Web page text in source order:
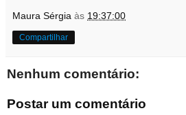
Maura Sérgia às 19:37:00
Compartilhar
Nenhum comentário:
Postar um comentário